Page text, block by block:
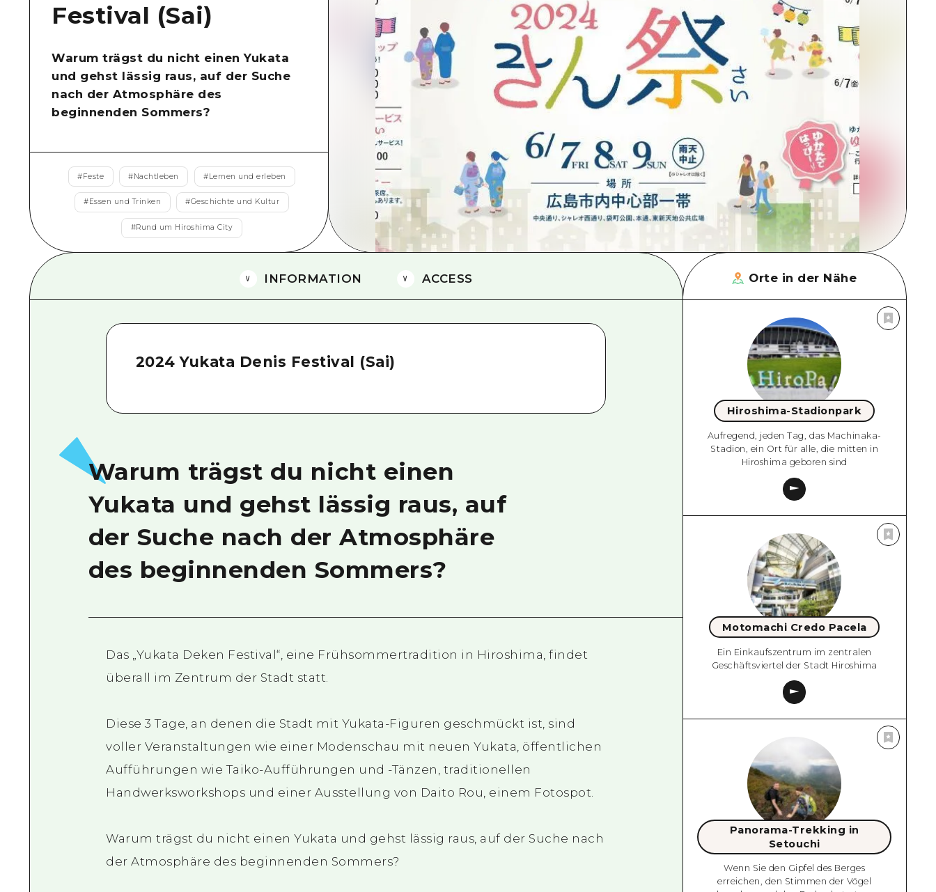
Östliches Yamaguchi
Ehime
Shimane
Festival (Sai)
Warum trägst du nicht einen Yukata
und gehst lässig raus, auf der Suche
nach der Atmosphäre des
beginnenden Sommers?
#Feste #Nachtleben #Lernen und erleben
#Essen und Trinken #Geschichte und Kultur
#Rund um Hiroshima City
INFORMATION ACCESS
2024 Yukata Denis Festival (Sai)
Warum trägst du nicht einen
Yukata und gehst lässig raus, auf
der Suche nach der Atmosphäre
des beginnenden Sommers?
Das „Yukata Deken Festival“, eine Frühsommertradition in Hiroshima, findet
überall im Zentrum der Stadt statt.
Diese 3 Tage, an denen die Stadt mit Yukata-Figuren geschmückt ist, sind
voller Veranstaltungen wie einer Modenschau mit neuen Yukata, öffentlichen
Aufführungen wie Taiko-Aufführungen und -Tänzen, traditionellen
Handwerksworkshops und einer Ausstellung von Daito Rou, einem Fotospot.
Warum trägst du nicht einen Yukata und gehst lässig raus, auf der Suche nach
der Atmosphäre des beginnenden Sommers?
Orte in der Nähe
Hiroshima-Stadionpark
Aufregend, jeden Tag, das Machinaka-
Stadion, ein Ort für alle, die mitten in
Hiroshima geboren sind
Motomachi Credo Pacela
Ein Einkaufszentrum im zentralen
Geschäftsviertel der Stadt Hiroshima
Panorama-Trekking in
Setouchi
Wenn Sie den Gipfel des Berges
erreichen, den Stimmen der Vögel